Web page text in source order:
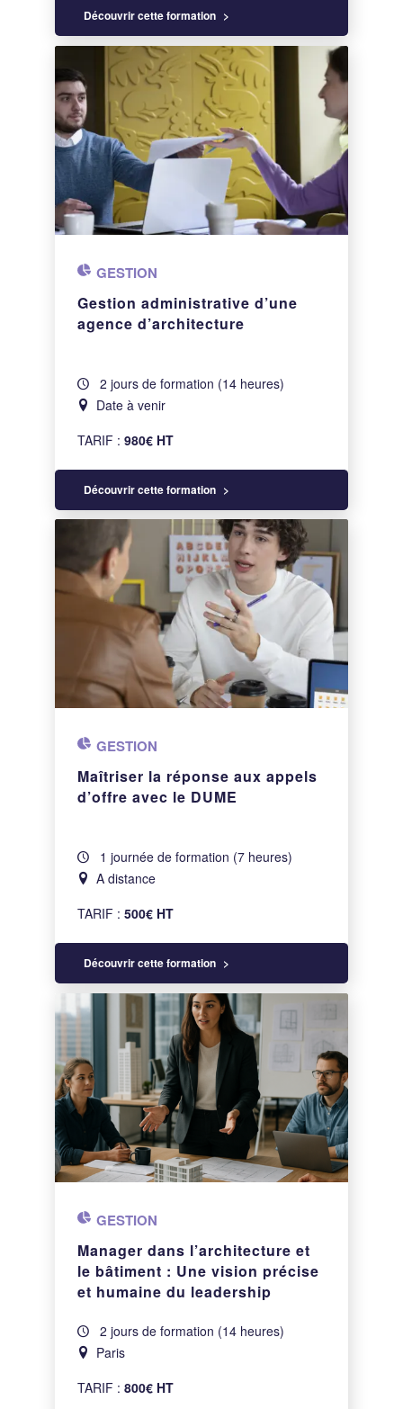
Découvrir cette formation
GESTION
Gestion administrative d’une
agence d’architecture
2 jours de formation (14 heures)
Date à venir
TARIF :980€ HT
Découvrir cette formation
GESTION
Maîtriser la réponse aux appels
d’offre avec le DUME
1 journée de formation (7 heures)
A distance
TARIF :500€ HT
Découvrir cette formation
GESTION
Manager dans l’architecture et
le bâtiment : Une vision précise
et humaine du leadership
2 jours de formation (14 heures)
Paris
TARIF :800€ HT